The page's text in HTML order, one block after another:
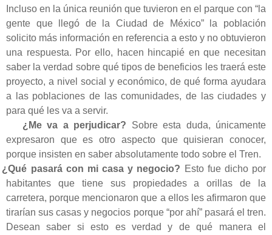
Incluso en la única reunión que tuvieron en el parque con “la
gente que llegó de la Ciudad de México” la población
solicito más información en referencia a esto y no obtuvieron
una respuesta. Por ello, hacen hincapié en que necesitan
saber la verdad sobre qué tipos de beneficios les traerá este
proyecto, a nivel social y económico, de qué forma ayudara
a las poblaciones de las comunidades, de las ciudades y
para qué les va a servir.
¿Me va a perjudicar? Sobre esta duda, únicamente
expresaron que es otro aspecto que quisieran conocer,
porque insisten en saber absolutamente todo sobre el Tren.
¿Qué pasará con mi casa y negocio? Esto fue dicho por
habitantes que tiene sus propiedades a orillas de la
carretera, porque mencionaron que a ellos les afirmaron que
tirarían sus casas y negocios porque “por ahí” pasará el tren.
Desean saber si esto es verdad y de qué manera el